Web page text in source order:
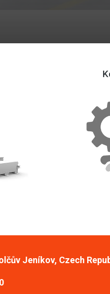
Jeníkov, Czech